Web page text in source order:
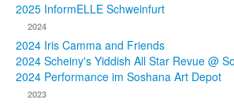
& Projekte
2025 InformELLE Schweinfurt
2024
2024 Iris Camma and Friends
2024 Scheiny's Yiddish All Star Revue @
2024 Performance im Soshana Art Depot
2023